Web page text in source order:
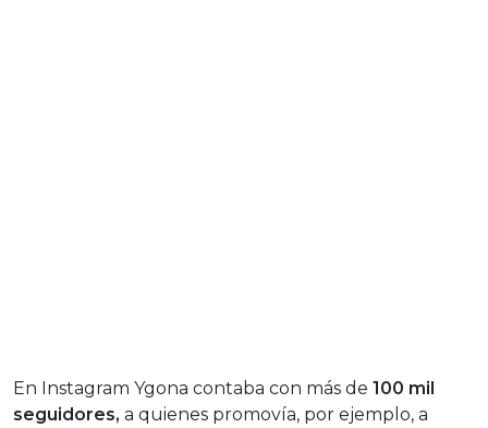
En Instagram Ygona contaba con más de 100 mil
seguidores, a quienes promovía, por ejemplo, a